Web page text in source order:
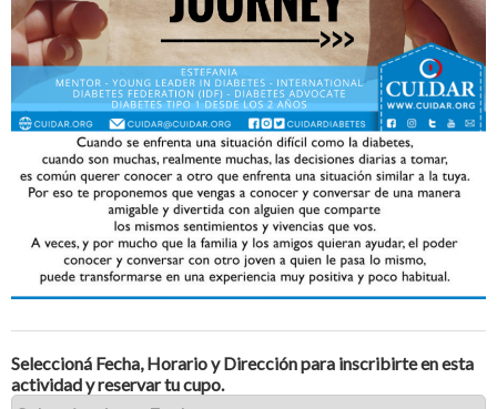
Seleccioná Fecha, Horario y Dirección para inscribirte en esta
actividad y reservar tu cupo.